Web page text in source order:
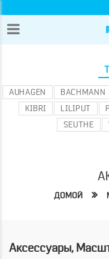
AUHAGEN BACHMANN
KIBRI
LILIPUT
SEUTHE
ДОМОЙ
Аксессуары,